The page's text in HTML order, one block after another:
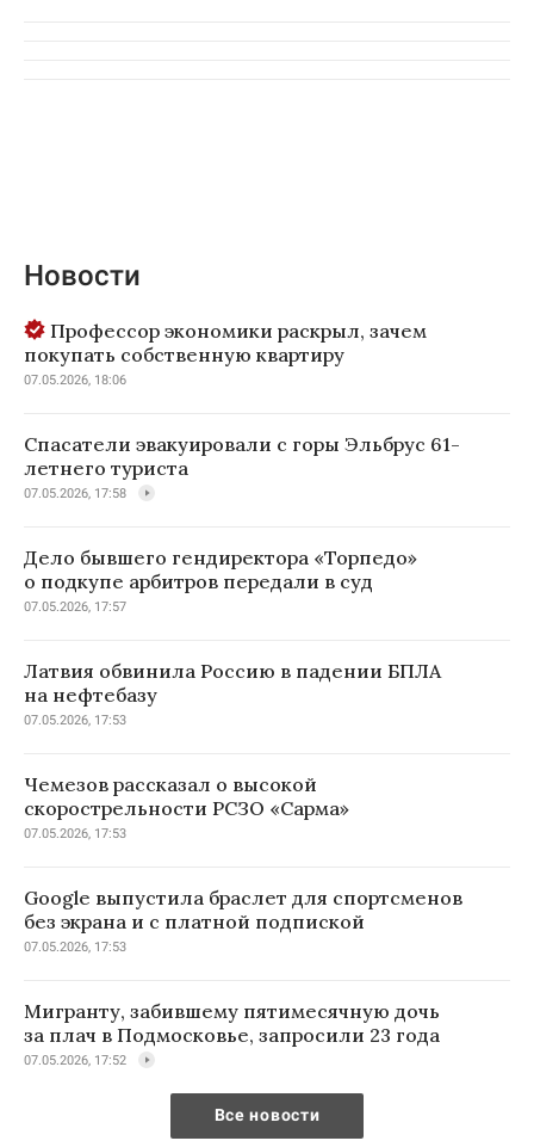
Новости
Профессор экономики раскрыл, зачем
покупать собственную квартиру
07.05.2026, 18:06
Спасатели эвакуировали с горы Эльбрус 61-
летнего туриста
07.05.2026, 17:58
Дело бывшего гендиректора «Торпедо»
о подкупе арбитров передали в суд
07.05.2026, 17:57
Латвия обвинила Россию в падении БПЛА
на нефтебазу
07.05.2026, 17:53
Чемезов рассказал о высокой
скорострельности РСЗО «Сарма»
07.05.2026, 17:53
Google выпустила браслет для спортсменов
без экрана и с платной подпиской
07.05.2026, 17:53
Мигранту, забившему пятимесячную дочь
за плач в Подмосковье, запросили 23 года
07.05.2026, 17:52
Все новости